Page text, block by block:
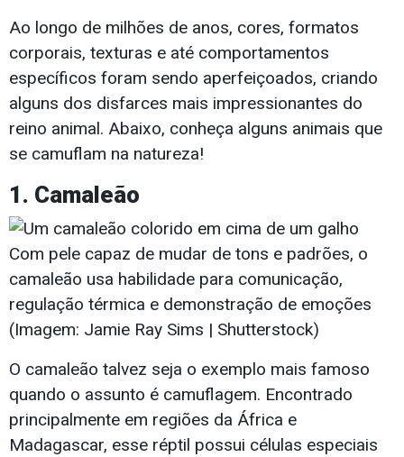
Ao longo de milhões de anos, cores, formatos
corporais, texturas e até comportamentos
específicos foram sendo aperfeiçoados, criando
alguns dos disfarces mais impressionantes do
reino animal. Abaixo, conheça alguns animais que
se camuflam na natureza!
1. Camaleão
Com pele capaz de mudar de tons e padrões, o
camaleão usa habilidade para comunicação,
regulação térmica e demonstração de emoções
(Imagem: Jamie Ray Sims | Shutterstock)
O camaleão talvez seja o exemplo mais famoso
quando o assunto é camuflagem. Encontrado
principalmente em regiões da África e
Madagascar, esse réptil possui células especiais